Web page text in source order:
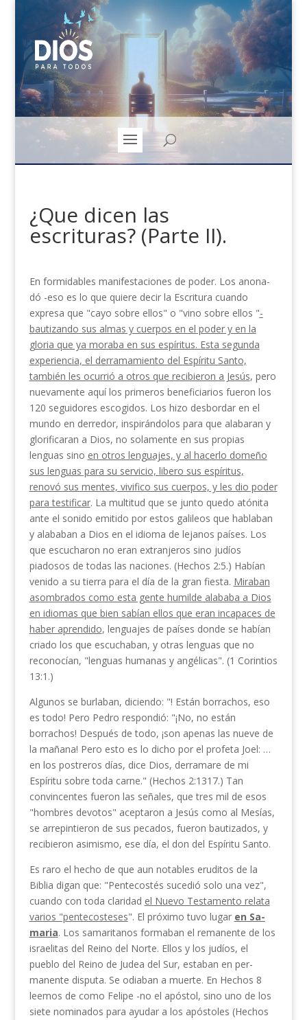
¿Que dicen las
escrituras? (Parte II).
En formidables manifestaciones de poder. Los anona­
dó -eso es lo que quiere decir la Escritura cuando
expresa que "cayo sobre ellos" o "vino sobre ellos "­
bautizando sus almas y cuerpos en el poder y en la
gloria que ya moraba en sus espíritus. Esta segunda
experiencia, el derramamiento del Espíritu Santo,
también les ocurrió a otros que recibieron a Jesús, pero
nuevamente aquí los primeros beneficiarios fue­ron los
120 seguidores escogidos. Los hizo desbordar en el
mundo en derredor, inspirándolos para que ala­baran y
glorificaran a Dios, no solamente en sus propias
lenguas sino en otros lenguajes, y al hacerlo domeño
sus lenguas para su servicio, libero sus espíritus,
renovó sus mentes, vivifico sus cuerpos, y les dio poder
para testificar. La multitud que se junto quedo atónita
ante el sonido emitido por estos gali­leos que hablaban
y alababan a Dios en el idioma de lejanos países. Los
que escucharon no eran extran­jeros sino judíos
piadosos de todas las naciones. (Hechos 2:5.) Habían
venido a su tierra para el día de la gran fiesta. Miraban
asombrados como esta gente humilde alababa a Dios
en idiomas que bien sabían ellos que eran incapaces de
haber aprendido, lengua­jes de países donde se habían
criado los que escucha­ban, y otras lenguas que no
reconocían, "lenguas hu­manas y angélicas". (1 Corintios
13:1.)
Algunos se burlaban, diciendo: "! Están borrachos, eso
es todo! Pero Pedro respondió: "¡No, no están
borrachos! Después de todo, ¡son apenas las nueve de
la mañana! Pero esto es lo dicho por el profeta Joel: …
en los postreros días, dice Dios, derrama­re de mi
Espíritu sobre toda carne." (Hechos 2:13­17.) Tan
convincentes fueron las señales, que tres mil de esos
"hombres devotos" aceptaron a Jesús co­mo al Mesías,
se arrepintieron de sus pecados, fueron bautizados, y
recibieron asimismo, ese día, el don del Espíritu Santo.
Es raro el hecho de que aun notables eruditos de la
Biblia digan que: "Pentecostés sucedió solo una vez",
cuando con toda claridad el Nuevo Testamento relata
varios "pentecosteses". El próximo tuvo lugar en Sa­
maria. Los samaritanos formaban el remanente de los
israelitas del Reino del Norte. Ellos y los judíos, el
pueblo del Reino de Judea del Sur, estaban en per­
manente disputa. Se odiaban a muerte. En Hechos 8
leemos de como Felipe -no el apóstol, sino uno de los
siete nominados para ayudar a los apóstoles (He­chos